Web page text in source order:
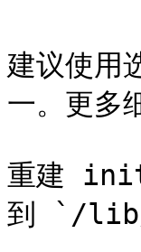
建议使
一。更
重建
到 `/lib/`